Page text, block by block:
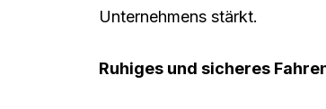
Unternehmens stärkt.
Ruhiges und sicheres